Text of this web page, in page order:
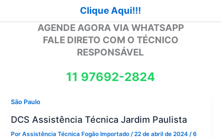
Clique Aqui!!!
AGENDE AGORA VIA WHATSAPP
FALE DIRETO COM O TÉCNICO
RESPONSÁVEL
11 97692-2824
São Paulo
DCS Assistência Técnica Jardim Paulista
PorAssistência Técnica Fogão Importado /22 de abril de 2024 /6